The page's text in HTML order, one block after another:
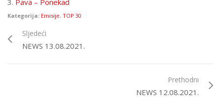
3. Pava – Ponekad
Kategorija: Emisije, TOP 30
Sljedeći
NEWS 13.08.2021.
Prethodni
NEWS 12.08.2021.